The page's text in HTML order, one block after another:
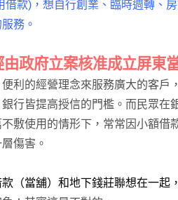
借款)，想自行創業、臨時週轉、
務。
政府立案核准成立屏東
利的經營理念來服務廣大的客戶
行皆提高授信的門檻。而民眾在
敷使用的情形下，常常因小額借
傷害 。
（當舖）和地下錢莊聯想在一起，